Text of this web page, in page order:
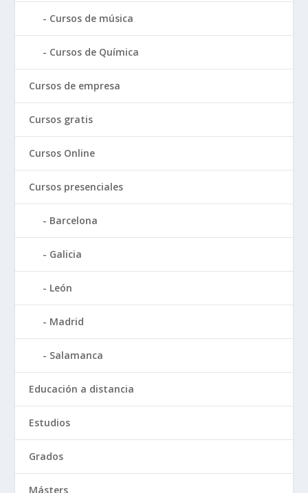
Cursos de música
Cursos de Química
Cursos de empresa
Cursos gratis
Cursos Online
Cursos presenciales
Barcelona
Galicia
León
Madrid
Salamanca
Educación a distancia
Estudios
Grados
Másters